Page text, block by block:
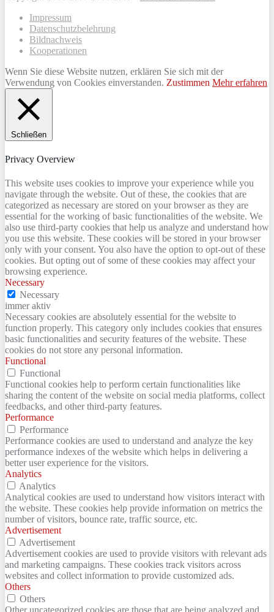
Impressum
Datenschutzbelehrung
Bildnachweis
Kooperationen
Wenn Sie diese Website nutzen, erklären Sie sich mit der
Verwendung von Cookies einverstanden. Zustimmen Mehr erfahren
Schließen
Privacy Overview
This website uses cookies to improve your experience while you
navigate through the website. Out of these, the cookies that are
categorized as necessary are stored on your browser as they are
essential for the working of basic functionalities of the website. We
also use third-party cookies that help us analyze and understand how
you use this website. These cookies will be stored in your browser
only with your consent. You also have the option to opt-out of these
cookies. But opting out of some of these cookies may affect your
browsing experience.
Necessary
Necessary
immer aktiv
Necessary cookies are absolutely essential for the website to
function properly. This category only includes cookies that ensures
basic functionalities and security features of the website. These
cookies do not store any personal information.
Functional
Functional
Functional cookies help to perform certain functionalities like
sharing the content of the website on social media platforms, collect
feedbacks, and other third-party features.
Performance
Performance
Performance cookies are used to understand and analyze the key
performance indexes of the website which helps in delivering a
better user experience for the visitors.
Analytics
Analytics
Analytical cookies are used to understand how visitors interact with
the website. These cookies help provide information on metrics the
number of visitors, bounce rate, traffic source, etc.
Advertisement
Advertisement
Advertisement cookies are used to provide visitors with relevant ads
and marketing campaigns. These cookies track visitors across
websites and collect information to provide customized ads.
Others
Others